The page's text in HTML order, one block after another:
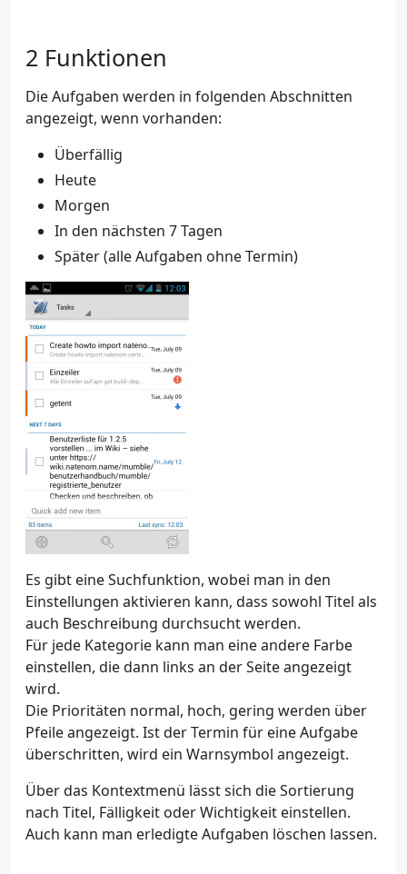
Funktionen
Die Aufgaben werden in folgenden Abschnitten
angezeigt, wenn vorhanden:
Überfällig
Heute
Morgen
In den nächsten 7 Tagen
Später (alle Aufgaben ohne Termin)
Es gibt eine Suchfunktion, wobei man in den
Einstellungen aktivieren kann, dass sowohl Titel als
auch Beschreibung durchsucht werden.
Für jede Kategorie kann man eine andere Farbe
einstellen, die dann links an der Seite angezeigt
wird.
Die Prioritäten normal, hoch, gering werden über
Pfeile angezeigt. Ist der Termin für eine Aufgabe
überschritten, wird ein Warnsymbol angezeigt.
Über das Kontextmenü lässt sich die Sortierung
nach Titel, Fälligkeit oder Wichtigkeit einstellen.
Auch kann man erledigte Aufgaben löschen lassen.